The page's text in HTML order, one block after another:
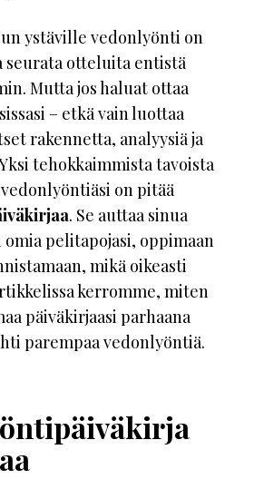
ystäville vedonlyönti on
seurata otteluita entistä
Mutta jos haluat ottaa
– etkä vain luottaa
rakennetta, analyysiä ja
tehokkaimmista tavoista
on pitää
. Se auttaa sinua
pelitapojasi, oppimaan
mikä oikeasti
kerromme, miten
päiväkirjaasi parhaana
parempaa vedonlyöntiä.